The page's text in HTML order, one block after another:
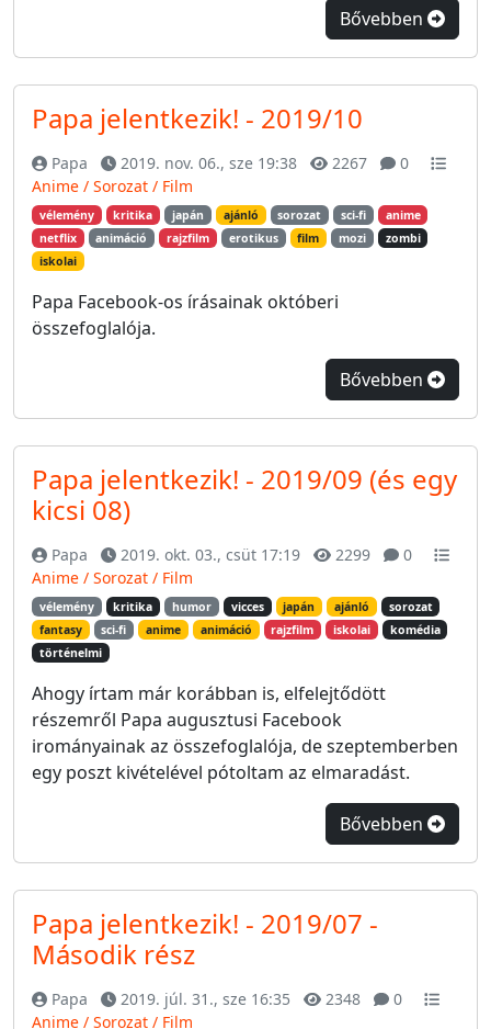
Bővebben
Papa jelentkezik! - 2019/10
Papa 2019. nov. 06., sze 19:38 2267
0
Anime / Sorozat / Film
vélemény kritika japán ajánló sorozat sci-fi
anime
netflix
animáció rajzfilm erotikus film mozi
zombi
iskolai
Papa Facebook-os írásainak októberi
összefoglalója.
Bővebben
Papa jelentkezik! - 2019/09 (és egy
kicsi 08)
Papa 2019. okt. 03., csüt 17:19 2299
0
Anime / Sorozat / Film
vélemény kritika humor vicces japán ajánló
sorozat
fantasy
sci-fi anime animáció rajzfilm iskolai
komédia
történelmi
Ahogy írtam már korábban is, elfelejtődött
részemről Papa augusztusi Facebook
irományainak az összefoglalója, de szeptemberben
egy poszt kivételével pótoltam az elmaradást.
Bővebben
Papa jelentkezik! - 2019/07 -
Második rész
Papa 2019. júl. 31., sze 16:35 2348
0
Anime / Sorozat / Film